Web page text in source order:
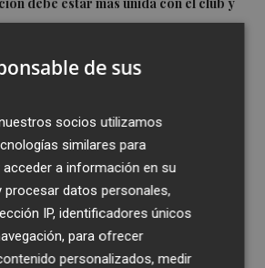
expulsión hemos trabajado como
en Sierra Engarcerán (Castellón)
modelos de IA para burlar la
a gobiernos y empresas
de sus
socios utilizamos
similares para
acceder a información en su
procesar datos personales,
IP, identificadores únicos
para ofrecer
personalizados, medir